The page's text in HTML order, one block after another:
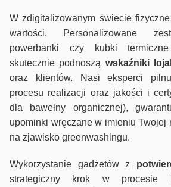
W zdigitalizowanym świecie
wartości. Personalizowane
powerbanki czy kubki
skutecznie podnoszą wskaźniki
oraz klientów. Nasi eksperci
procesu realizacji oraz jakości i
dla bawełny organicznej),
upominki wręczane w imieniu Twojej
na zjawisko greenwashingu.
Wykorzystanie gadżetów z
strategiczny krok w procesie